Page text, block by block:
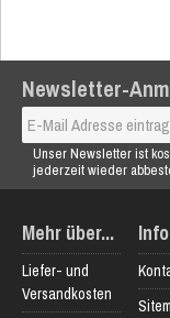
Newsletter-
Unser Newsletter ist
jederzeit wieder
Mehr über...
Liefer- und
Versandkosten